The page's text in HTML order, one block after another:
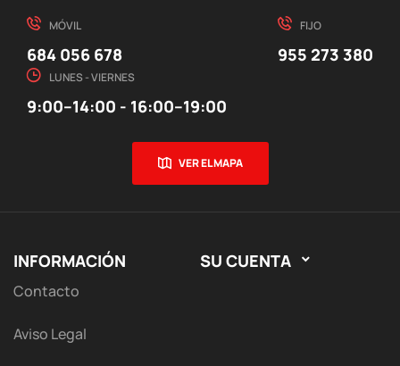
MÓVIL
684 056 678
FIJO
955 273 380
LUNES - VIERNES
9:00–14:00 - 16:00–19:00
VER EL MAPA
INFORMACIÓN
Contacto
Aviso Legal
SU CUENTA 